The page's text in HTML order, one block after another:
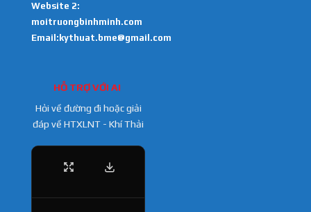
Website 2:
moitruongbinhminh.com
Email:kythuat.bme@gmail.com
HỖ TRỢ VỚI AI
Hỏi về đường đi hoặc giải
đáp về HTXLNT - Khí Thải